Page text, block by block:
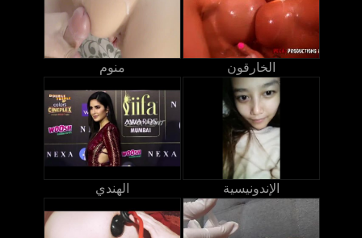
منوم الخارقون
الهندي الإندونيسية